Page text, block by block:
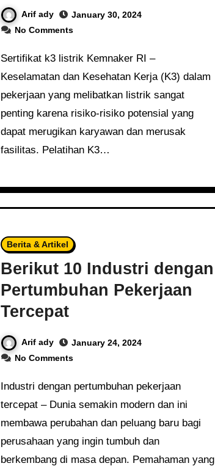
Arif ady
January 30, 2024
No Comments
Sertifikat k3 listrik Kemnaker RI –
Keselamatan dan Kesehatan Kerja (K3) dalam
pekerjaan yang melibatkan listrik sangat
penting karena risiko-risiko potensial yang
dapat merugikan karyawan dan merusak
fasilitas. Pelatihan K3…
Berita & Artikel
Berikut 10 Industri dengan
Pertumbuhan Pekerjaan
Tercepat
Arif ady
January 24, 2024
No Comments
Industri dengan pertumbuhan pekerjaan
tercepat – Dunia semakin modern dan ini
membawa perubahan dan peluang baru bagi
perusahaan yang ingin tumbuh dan
berkembang di masa depan. Pemahaman yang